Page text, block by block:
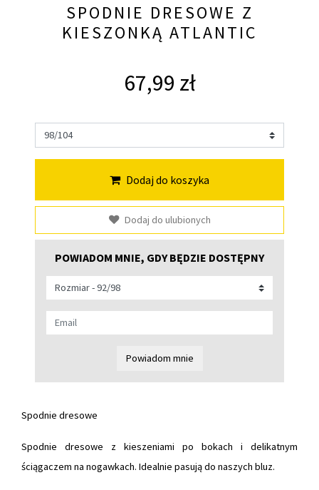
SPODNIE DRESOWE Z
KIESZONKĄ ATLANTIC
67,99 zł
Dodaj do koszyka
Dodaj do ulubionych
POWIADOM MNIE, GDY BĘDZIE DOSTĘPNY
Powiadom mnie
Spodnie dresowe
Spodnie dresowe z kieszeniami po bokach i delikatnym
ściągaczem na nogawkach. Idealnie pasują do naszych bluz.